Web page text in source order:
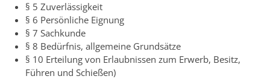
§ 5 Zuverlässigkeit
§ 6 Persönliche Eignung
§ 7 Sachkunde
§ 8 Bedürfnis, allgemeine Grundsätze
§ 10 Erteilung von Erlaubnissen zum Erwerb, Besitz,
Führen und Schießen)